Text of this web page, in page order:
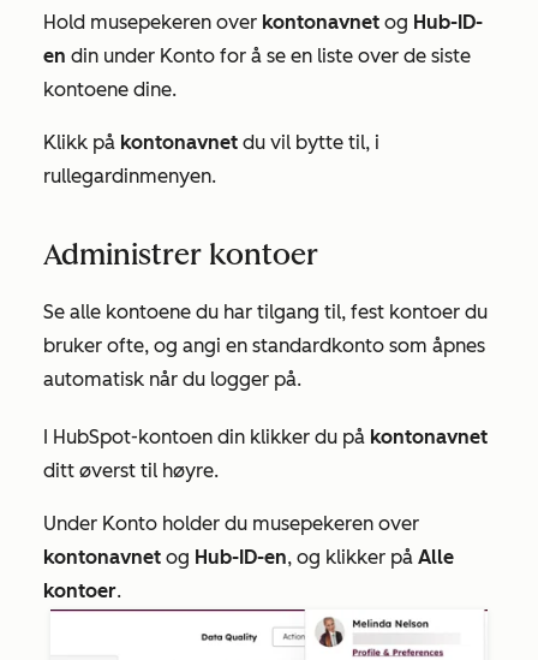
Hold musepekeren over kontonavnet og Hub-ID-
en din under Konto for å se en liste over de siste
kontoene dine.
Klikk på kontonavnet du vil bytte til, i
rullegardinmenyen.
Administrer kontoer
Se alle kontoene du har tilgang til, fest kontoer du
bruker ofte, og angi en standardkonto som åpnes
automatisk når du logger på.
I HubSpot-kontoen din klikker du på kontonavnet
ditt øverst til høyre.
Under Konto holder du musepekeren over
kontonavnet og Hub-ID-en, og klikker på Alle
kontoer.